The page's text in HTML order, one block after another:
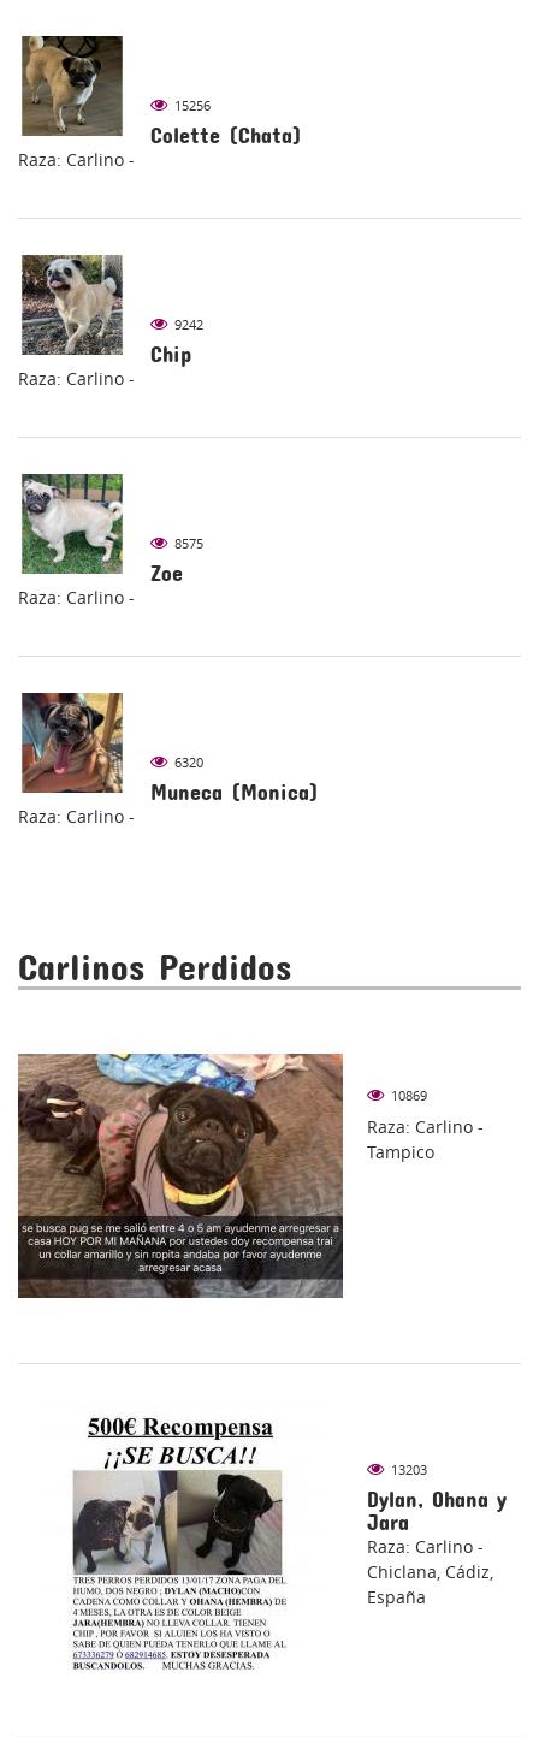
15256
Colette (Chata)
Raza: Carlino -
9242
Chip
Raza: Carlino -
8575
Zoe
Raza: Carlino -
6320
Muneca (Monica)
Raza: Carlino -
Carlinos Perdidos
10869
Raza: Carlino -
Tampico
13203
Dylan, Ohana y
Jara
Raza: Carlino -
Chiclana, Cádiz,
España